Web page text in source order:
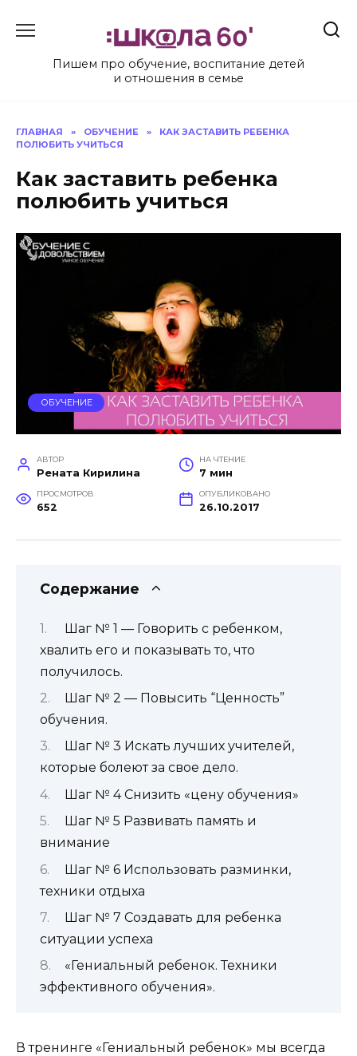
Пишем про обучение, воспитание детей
и отношения в семье
ГЛАВНАЯ » ОБУЧЕНИЕ »
КАК ЗАСТАВИТЬ РЕБЕНКА
ПОЛЮБИТЬ УЧИТЬСЯ
Как заставить ребенка
полюбить учиться
ОБУЧЕНИЕ
АВТОР
Рената Кирилина
НА ЧТЕНИЕ
7 мин
ПРОСМОТРОВ
652
ОПУБЛИКОВАНО
26.10.2017
Содержание
Шаг № 1 — Говорить с ребенком,
хвалить его и показывать то, что
получилось.
Шаг № 2 — Повысить “Ценность”
обучения.
Шаг № 3 Искать лучших учителей,
которые болеют за свое дело.
Шаг № 4 Снизить «цену обучения»
Шаг № 5 Развивать память и
внимание
Шаг № 6 Использовать разминки,
техники отдыха
Шаг № 7 Создавать для ребенка
ситуации успеха
«Гениальный ребенок. Техники
эффективного обучения».
В тренинге «Гениальный ребенок» мы всегда